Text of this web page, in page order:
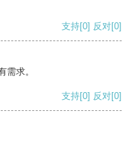
支持[0] 反对[0]
需求。
支持[0] 反对[0]